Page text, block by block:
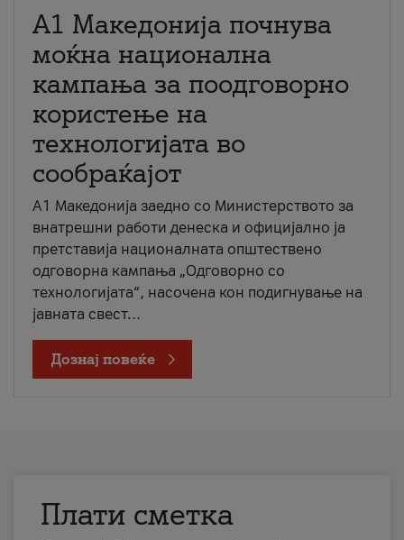
A1 Македонија почнува
моќна национална
кампања за поодговорно
користење на
технологијата во
сообраќајот
A1 Македонија заедно со Министерството за
внатрешни работи денеска и официјално ја
претставија националната општествено
одговорна кампања „Одговорно со
технологијата“, насочена кон подигнување на
јавната свест...
Дознај повеќе
Плати сметка